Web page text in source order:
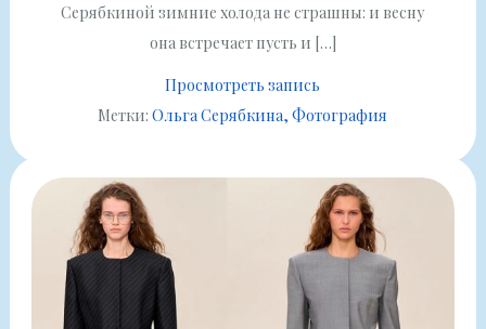
Серябкиной зимние холода не страшны: и весну
она встречает пусть и […]
Просмотреть запись
Метки:Ольга Серябкина Фотография